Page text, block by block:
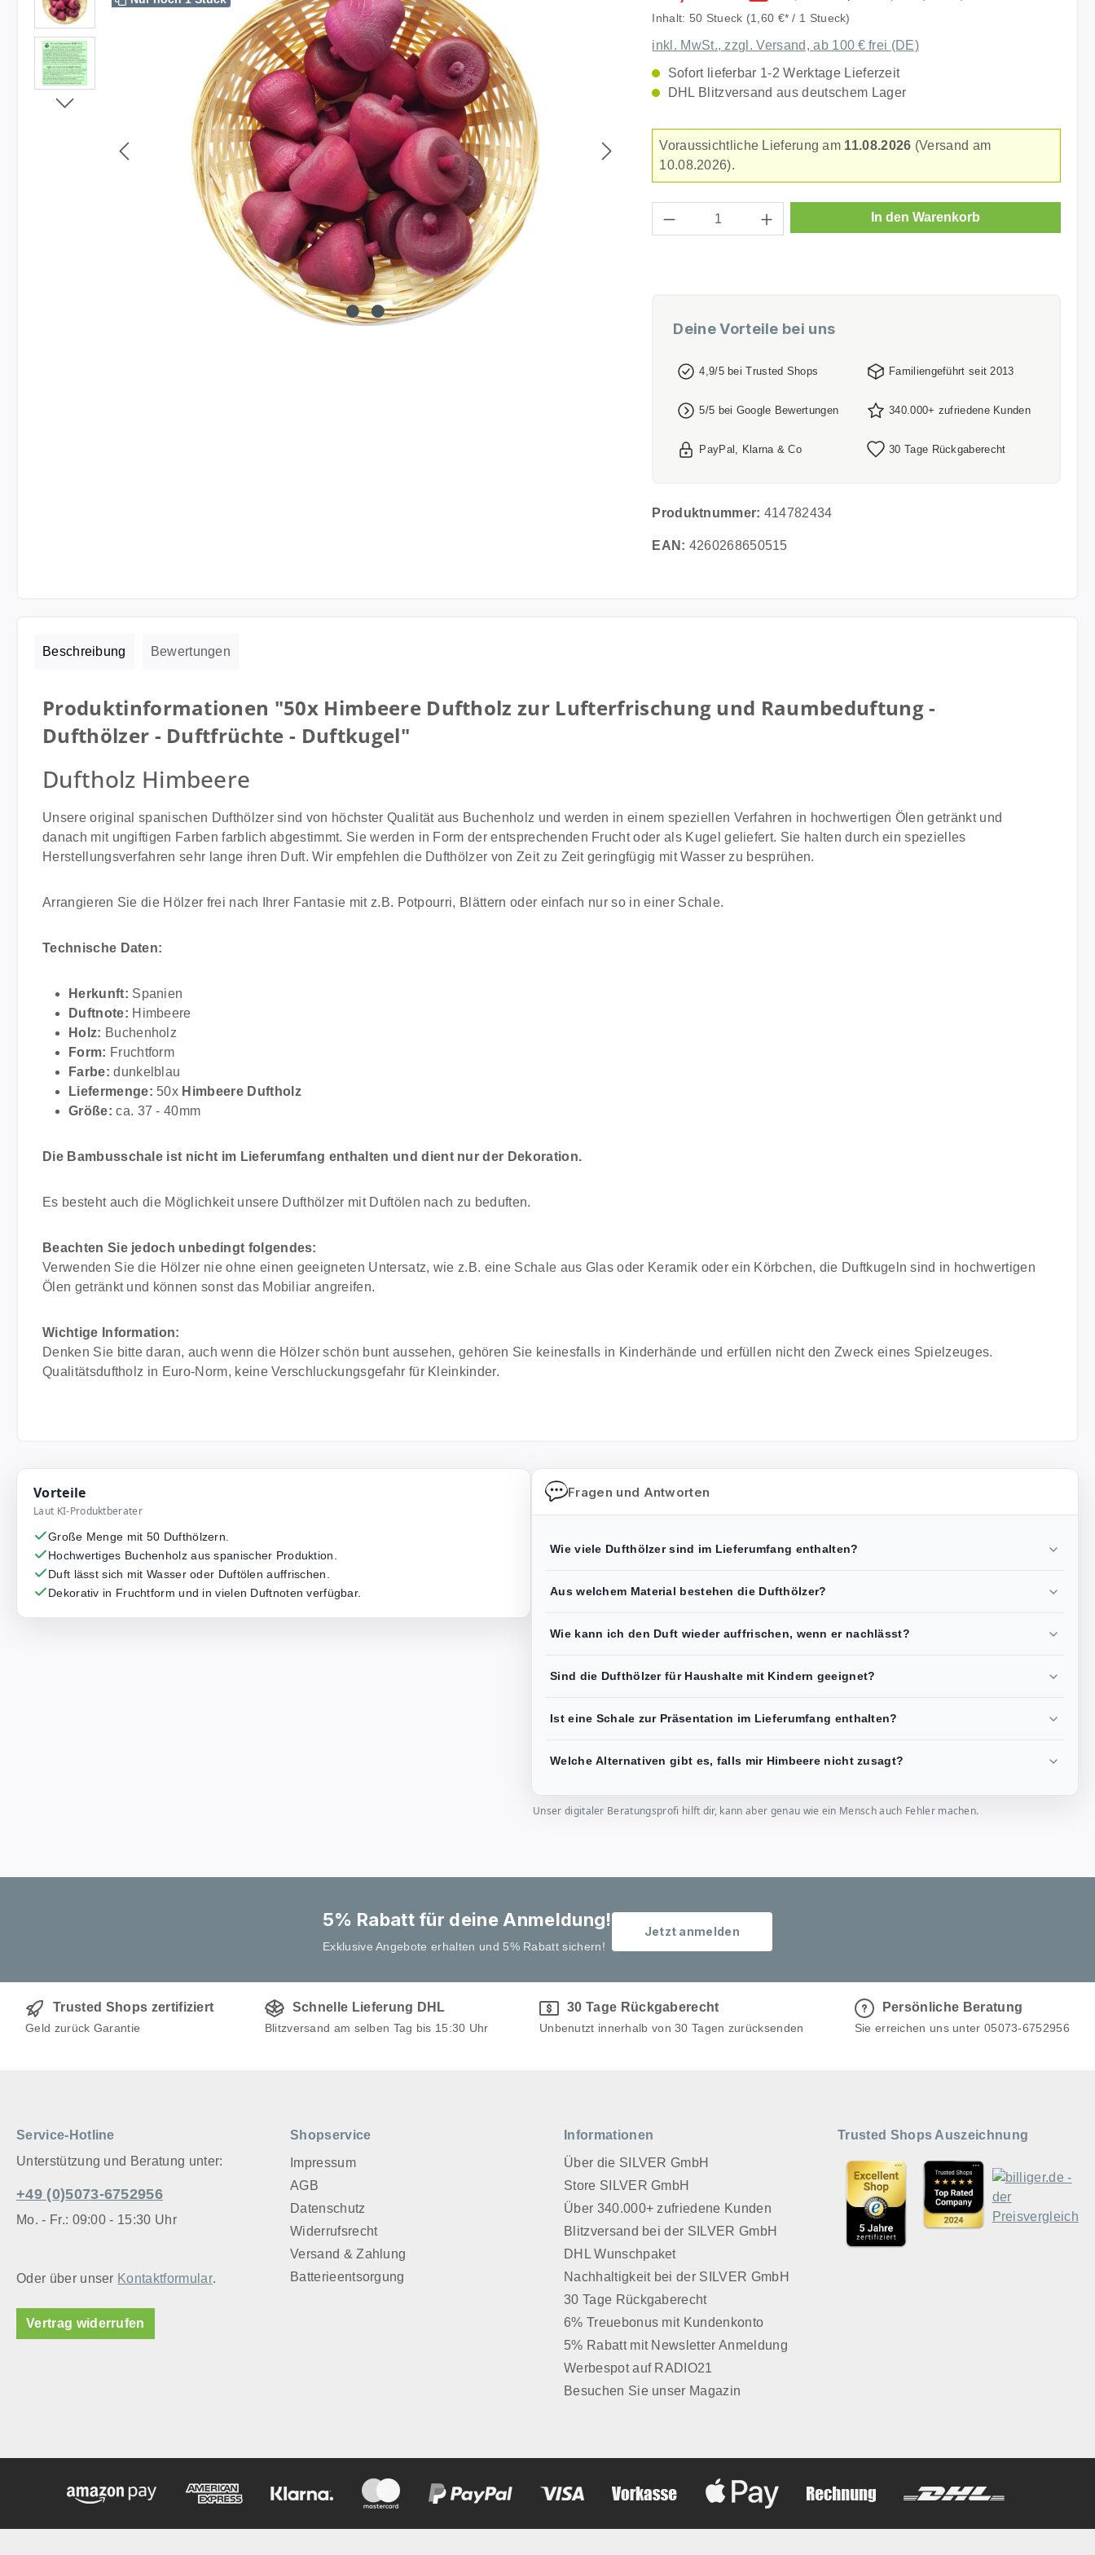
Inhalt: 50 Stueck (1,60 €* / 1 Stueck)
inkl. MwSt., zzgl. Versand, ab 100 € frei (DE)
Sofort lieferbar 1-2 Werktage Lieferzeit
DHL Blitzversand aus deutschem Lager
Voraussichtliche Lieferung am 11.08.2026 (Versand am
10.08.2026).
Produkt Anzahl: Gib den gewünschten Wert ein
In den Warenkorb
Deine Vorteile bei uns
4,9/5 bei Trusted Shops Familiengeführt seit 2013
5/5 bei Google Bewertungen 340.000+ zufriedene Kunden
PayPal, Klarna & Co 30 Tage Rückgaberecht
Produktnummer: 414782434
EAN: 4260268650515
Beschreibung Bewertungen
Produktinformationen "50x Himbeere Duftholz zur Lufterfrischung und Raumbeduftung -
Dufthölzer - Duftfrüchte - Duftkugel"
Duftholz Himbeere
Unsere original spanischen Dufthölzer sind von höchster Qualität aus Buchenholz und werden in einem speziellen Verfahren in hochwertigen Ölen getränkt und
danach mit ungiftigen Farben farblich abgestimmt. Sie werden in Form der entsprechenden Frucht oder als Kugel geliefert. Sie halten durch ein spezielles
Herstellungsverfahren sehr lange ihren Duft. Wir empfehlen die Dufthölzer von Zeit zu Zeit geringfügig mit Wasser zu besprühen.
Arrangieren Sie die Hölzer frei nach Ihrer Fantasie mit z.B. Potpourri, Blättern oder einfach nur so in einer Schale.
Technische Daten:
Herkunft: Spanien
Duftnote: Himbeere
Holz: Buchenholz
Form: Fruchtform
Farbe: dunkelblau
Liefermenge: 50x Himbeere Duftholz
Größe: ca. 37 - 40mm
Die Bambusschale ist nicht im Lieferumfang enthalten und dient nur der Dekoration.
Es besteht auch die Möglichkeit unsere Dufthölzer mit Duftölen nach zu beduften.
Beachten Sie jedoch unbedingt folgendes:
Verwenden Sie die Hölzer nie ohne einen geeigneten Untersatz, wie z.B. eine Schale aus Glas oder Keramik oder ein Körbchen, die Duftkugeln sind in hochwertigen
Ölen getränkt und können sonst das Mobiliar angreifen.
Wichtige Information:
Denken Sie bitte daran, auch wenn die Hölzer schön bunt aussehen, gehören Sie keinesfalls in Kinderhände und erfüllen nicht den Zweck eines Spielzeuges.
Qualitätsduftholz in Euro-Norm, keine Verschluckungsgefahr für Kleinkinder.
Vorteile
Laut KI-Produktberater
Große Menge mit 50 Dufthölzern.
Hochwertiges Buchenholz aus spanischer Produktion.
Duft lässt sich mit Wasser oder Duftölen auffrischen.
Dekorativ in Fruchtform und in vielen Duftnoten verfügbar.
Fragen und Antworten
Wie viele Dufthölzer sind im Lieferumfang enthalten?
Aus welchem Material bestehen die Dufthölzer?
Wie kann ich den Duft wieder auffrischen, wenn er nachlässt?
Sind die Dufthölzer für Haushalte mit Kindern geeignet?
Ist eine Schale zur Präsentation im Lieferumfang enthalten?
Welche Alternativen gibt es, falls mir Himbeere nicht zusagt?
Unser digitaler Beratungsprofi hilft dir, kann aber genau wie ein Mensch auch Fehler machen.
5% Rabatt für deine Anmeldung!
Exklusive Angebote erhalten und 5% Rabatt sichern!
Jetzt anmelden
Trusted Shops zertifiziert
Geld zurück Garantie
Schnelle Lieferung DHL
Blitzversand am selben Tag bis 15:30 Uhr
30 Tage Rückgaberecht
Unbenutzt innerhalb von 30 Tagen zurücksenden
Persönliche Beratung
Sie erreichen uns unter 05073-6752956
Service-Hotline
Unterstützung und Beratung unter:
+49 (0)5073-6752956
Mo. - Fr.: 09:00 - 15:30 Uhr
Oder über unser Kontaktformular.
Vertrag widerrufen
Shopservice
Impressum
AGB
Datenschutz
Widerrufsrecht
Versand & Zahlung
Batterieentsorgung
Informationen
Über die SILVER GmbH
Store SILVER GmbH
Über 340.000+ zufriedene Kunden
Blitzversand bei der SILVER GmbH
DHL Wunschpaket
Nachhaltigkeit bei der SILVER GmbH
30 Tage Rückgaberecht
6% Treuebonus mit Kundenkonto
5% Rabatt mit Newsletter Anmeldung
Werbespot auf RADIO21
Besuchen Sie unser Magazin
Trusted Shops Auszeichnung